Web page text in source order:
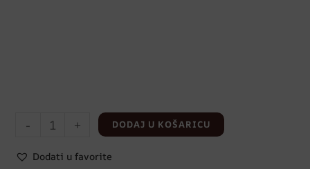
- + DODAJ U KOŠARICU
Dodati u favorite